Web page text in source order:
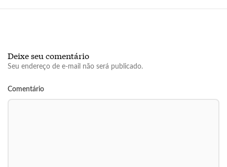
Deixe seu comentário
Seu endereço de e-mail não será publicado.
Comentário